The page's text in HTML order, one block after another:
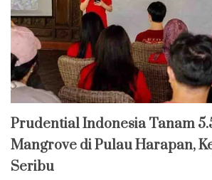
Prudential Indonesia Tanam
Mangrove di Pulau Harapan,
Seribu